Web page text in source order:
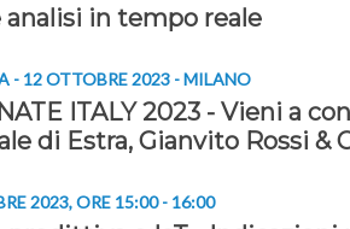
in tempo reale
- 12 OTTOBRE 2023 - MILANO
ITALY 2023 - Vieni a
di Estra, Gianvito Rossi &
2023, ORE 15:00 - 16:00